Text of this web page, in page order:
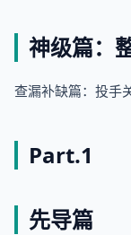
神级篇：
查漏补缺篇：投手
Part.1
先导篇